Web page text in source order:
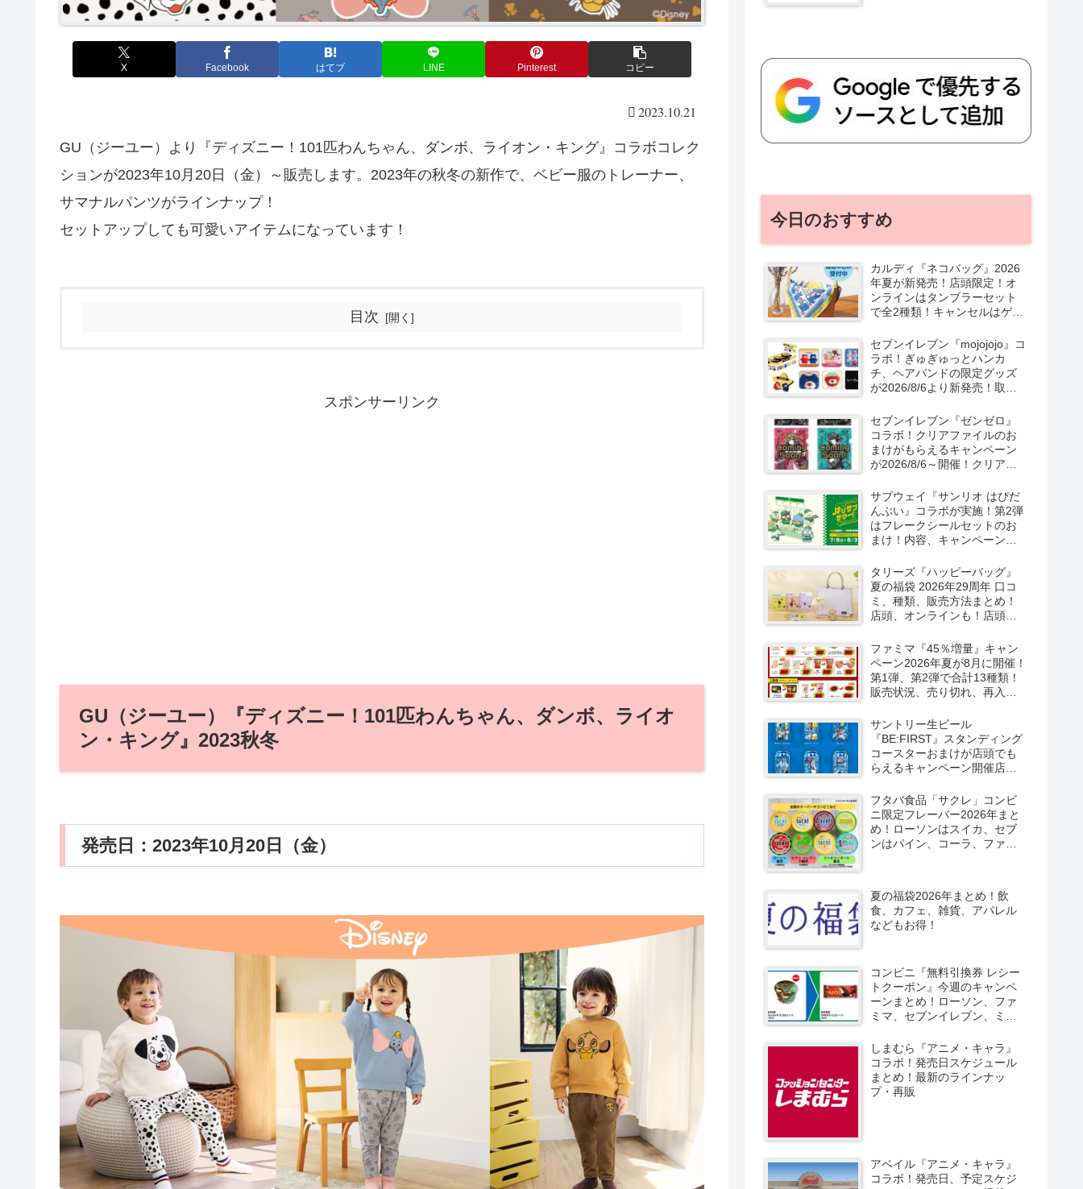
X Facebook はてブ LINE Pinterest コピー
2023.10.21
GU（ジーユー）より『ディズニー！101匹わんちゃん、ダンボ、ライオン・キング』コラボコレク
ションが2023年10月20日（金）～販売します。2023年の秋冬の新作で、ベビー服のトレーナー、
サマナルパンツがラインナップ！
セットアップしても可愛いアイテムになっています！
目次
スポンサーリンク
GU（ジーユー）『ディズニー！101匹わんちゃん、ダンボ、ライオ
ン・キング』2023秋冬
発売日：2023年10月20日（金）
今日のおすすめ
カルディ『ネコバッグ』2026
年夏が新発売！店頭限定！オ
ンラインはタンブラーセット
で全2種類！キャンセルはゲリ
セブンイレブン『mojojojo』コ
ラボ！ぎゅぎゅっとハンカ
チ、ヘアバンドの限定グッズ
が2026/8/6より新発売！取扱
セブンイレブン『ゼンゼロ』
コラボ！クリアファイルのお
まけがもらえるキャンペーン
が2026/8/6～開催！クリアカ
売！
サブウェイ『サンリオ はぴだ
んぶい』コラボが実施！第2弾
はフレークシールセットのお
まけ！内容、キャンペーンま
タリーズ『ハッピーバッグ』
夏の福袋 2026年29周年 口コ
ミ、種類、販売方法まとめ！
店頭、オンラインも！店頭と
ファミマ『45％増量』キャン
ペーン2026年夏が8月に開催！
第1弾、第2弾で合計13種類！
販売状況、売り切れ、再入荷
サントリー生ビール
『BE:FIRST』スタンディング
コースターおまけが店頭でも
らえるキャンペーン開催店は
定で6種類！見分け方！セブ
ン、ファミマ、ローソン、デ
イリーヤマザキ、ミニストッ
プなどで！クーラーバッグ
フタバ食品「サクレ」コンビ
ニ限定フレーバー2026年まと
め！ローソンはスイカ、セブ
ンはパイン、コーラ、ファミ
夏の福袋2026年まとめ！飲
食、カフェ、雑貨、アパレル
などもお得！
コンビニ『無料引換券 レシー
トクーポン』今週のキャンペ
ーンまとめ！ローソン、ファ
ミマ、セブンイレブン、ミニ
しまむら『アニメ・キャラ』
コラボ！発売日スケジュール
まとめ！最新のラインナッ
プ・再販
アベイル『アニメ・キャラ』
コラボ！発売日、予定スケジ